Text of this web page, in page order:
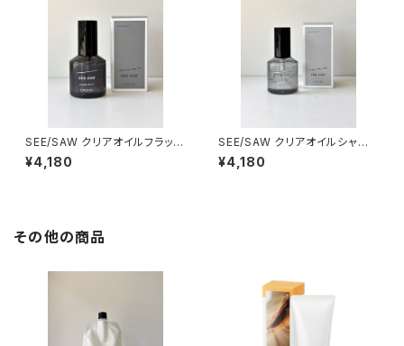
SEE/SAW クリアオイルフラット
(♭) 80ml
¥4,180
SEE/SAW クリアオイルシャー
プ(♯) 80ml
¥4,180
その他の商品